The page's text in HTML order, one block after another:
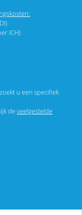
ICH)
u een specifiek
deveelgestelde